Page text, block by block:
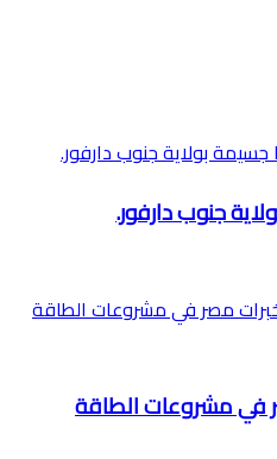
جنوب دارفور.
في مشروعات الطاقة